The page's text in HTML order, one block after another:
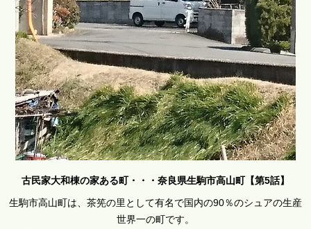
古民家大和棟の家ある町・・・奈良県生駒市高山町【第5話】
生駒市高山町は、茶筅の里として有名で国内の90％のシュアの生産
世界一の町です。